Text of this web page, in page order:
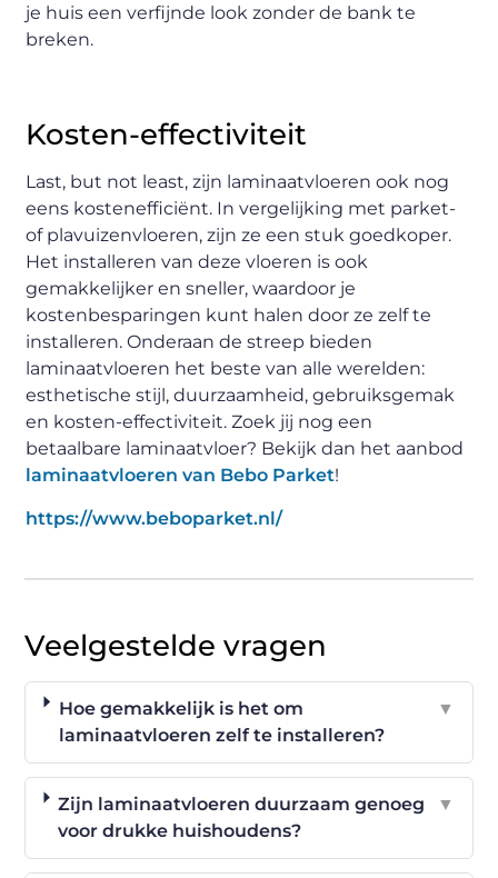
je huis een verfijnde look zonder de bank te
breken.
Kosten-effectiviteit
Last, but not least, zijn laminaatvloeren ook nog
eens kostenefficiënt. In vergelijking met parket-
of plavuizenvloeren, zijn ze een stuk goedkoper.
Het installeren van deze vloeren is ook
gemakkelijker en sneller, waardoor je
kostenbesparingen kunt halen door ze zelf te
installeren. Onderaan de streep bieden
laminaatvloeren het beste van alle werelden:
esthetische stijl, duurzaamheid, gebruiksgemak
en kosten-effectiviteit. Zoek jij nog een
betaalbare laminaatvloer? Bekijk dan het aanbod
laminaatvloeren van Bebo Parket!
https://www.beboparket.nl/
Veelgestelde vragen
Hoe gemakkelijk is het om
laminaatvloeren zelf te installeren?
▼
Zijn laminaatvloeren duurzaam genoeg
voor drukke huishoudens?
▼